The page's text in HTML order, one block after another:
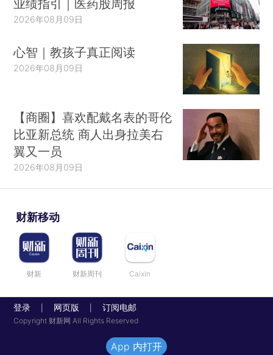
业绩指引｜医药股周报
2026年08月09日
心智｜教孩子真正阅读
2026年08月09日
【商圈】喜欢配戴名表的哥伦
比亚新总统 商人出身拉美右
翼又一员
2026年08月09日
财新移动
财新 财新周刊 Caixin
登录 网页版 订阅电邮
Copyright 财新网 All Rights Reserved
App 内打开